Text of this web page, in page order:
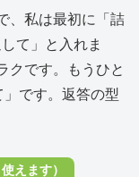
、私は最初に「詰
て」と入れま
クです。もうひと
です。返答の型
えます）